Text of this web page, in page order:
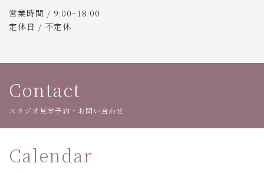
営業時間 / 9:00~18:00
定休日 / 不定休
Contact
スタジオ見学予約・お問い合わせ
Calendar